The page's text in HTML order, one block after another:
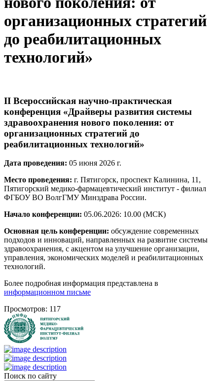
организационных стратегий
до реабилитационных
технологий»
II Всероссийская научно-практическая
конференция «Драйверы развития системы
здравоохранения нового поколения: от
организационных стратегий до
реабилитационных технологий»
Дата проведения: 05 июня 2026 г.
Место проведения: г. Пятигорск, проспект Калинина, 11,
Пятигорский медико-фармацевтический институт - филиал
ФГБОУ ВО ВолгГМУ Минздрава России.
Начало конференции: 05.06.2026: 10.00 (МСК)
Основная цель конференции: обсуждение современных
подходов и инноваций, направленных на развитие системы
здравоохранения, с акцентом на улучшение организации,
управления, экономических моделей и реабилитационных
технологий.
Более подробная информация представлена в
информационном письме
Просмотров: 117
Поиск по сайту